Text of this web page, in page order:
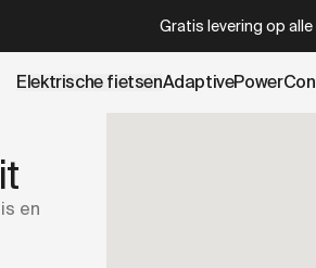
Gratis levering op
Elektrische fietsenAdaptivePower
en